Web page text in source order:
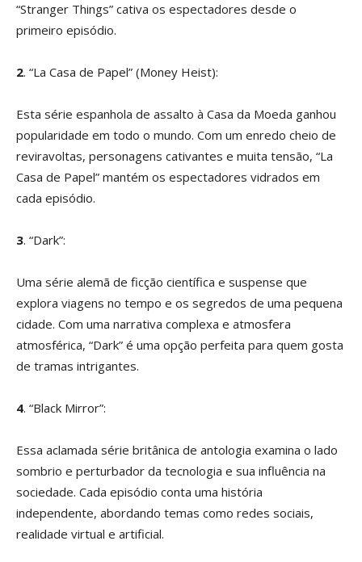
“Stranger Things” cativa os espectadores desde o
primeiro episódio.
2. “La Casa de Papel” (Money Heist):
Esta série espanhola de assalto à Casa da Moeda ganhou
popularidade em todo o mundo. Com um enredo cheio de
reviravoltas, personagens cativantes e muita tensão, “La
Casa de Papel” mantém os espectadores vidrados em
cada episódio.
3. “Dark”:
Uma série alemã de ficção científica e suspense que
explora viagens no tempo e os segredos de uma pequena
cidade. Com uma narrativa complexa e atmosfera
atmosférica, “Dark” é uma opção perfeita para quem gosta
de tramas intrigantes.
4. “Black Mirror”:
Essa aclamada série britânica de antologia examina o lado
sombrio e perturbador da tecnologia e sua influência na
sociedade. Cada episódio conta uma história
independente, abordando temas como redes sociais,
realidade virtual e artificial.